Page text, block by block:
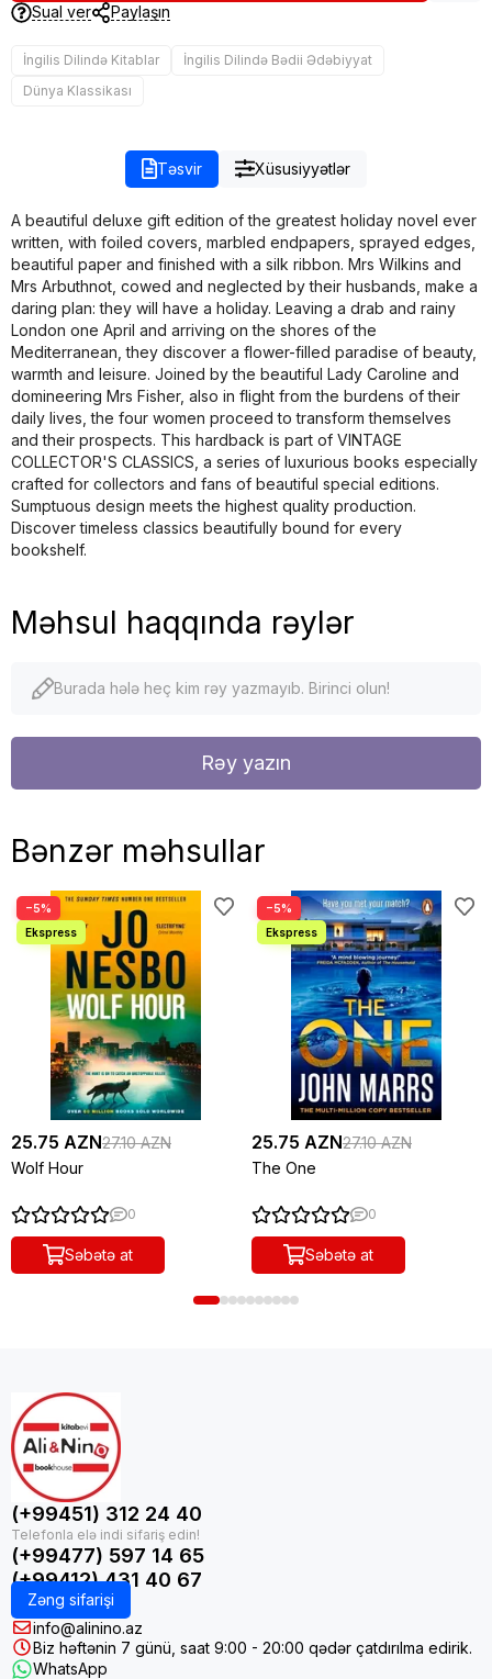
Sual ver Paylaşın
İngilis Dilində Kitablar
İngilis Dilində Bədii Ədəbiyyat
Dünya Klassikası
Təsvir Xüsusiyyətlər
A beautiful deluxe gift edition of the greatest holiday novel ever
written, with foiled covers, marbled endpapers, sprayed edges,
beautiful paper and finished with a silk ribbon. Mrs Wilkins and
Mrs Arbuthnot, cowed and neglected by their husbands, make a
daring plan: they will have a holiday. Leaving a drab and rainy
London one April and arriving on the shores of the
Mediterranean, they discover a flower-filled paradise of beauty,
warmth and leisure. Joined by the beautiful Lady Caroline and
domineering Mrs Fisher, also in flight from the burdens of their
daily lives, the four women proceed to transform themselves
and their prospects. This hardback is part of VINTAGE
COLLECTOR'S CLASSICS, a series of luxurious books especially
crafted for collectors and fans of beautiful special editions.
Sumptuous design meets the highest quality production.
Discover timeless classics beautifully bound for every
bookshelf.
Məhsul haqqında rəylər
Burada hələ heç kim rəy yazmayıb. Birinci olun!
Rəy yazın
Bənzər məhsullar
−5%
25.75 AZN27.10 AZN
Wolf Hour
0
Səbətə at
−5%
25.75 AZN27.10 AZN
The One
0
Səbətə at
(+99451) 312 24 40
(+99477) 597 14 65
(+99412) 431 40 67
Zəng sifarişi
info@alinino.az
Biz həftənin 7 günü, saat 9:00 - 20:00 qədər çatdırılma edirik.
WhatsApp